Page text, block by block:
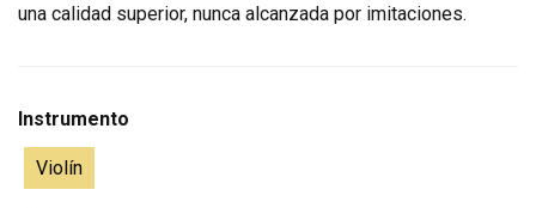
una calidad superior, nunca alcanzada por imitaciones.
Instrumento
Violín